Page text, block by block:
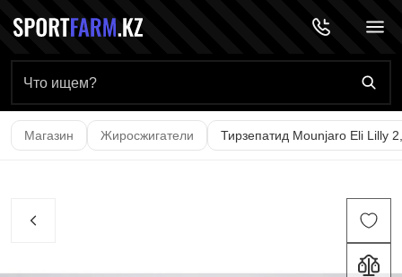
Главная страница
Магазин Жиросжигатели Тирзепатид Mounjaro Eli Lilly